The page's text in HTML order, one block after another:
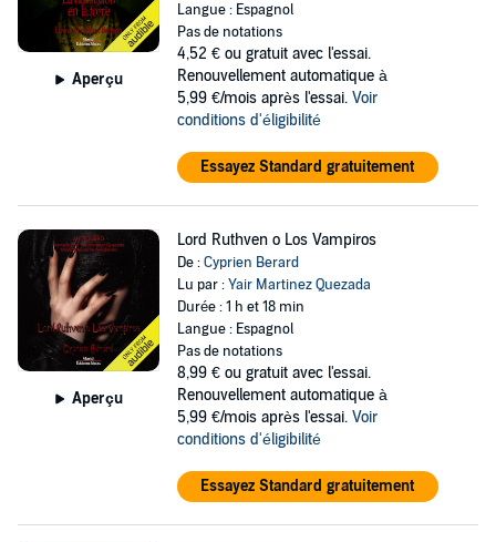
Aperçu
Langue : Espagnol
Pas de notations
4,52 € ou gratuit avec l'essai.
Renouvellement automatique à
5,99 €/mois après l'essai. Voir
conditions d'éligibilité
Essayez Standard gratuitement
Aperçu
Lord Ruthven o Los Vampiros
De :Cyprien Berard
Lu par :Yair Martinez Quezada
Durée : 1 h et 18 min
Langue : Espagnol
Pas de notations
8,99 € ou gratuit avec l'essai.
Renouvellement automatique à
5,99 €/mois après l'essai. Voir
conditions d'éligibilité
Essayez Standard gratuitement